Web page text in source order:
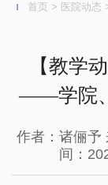
首页 > 医院动态
【教学
——学院
作者：诸俪予
间：